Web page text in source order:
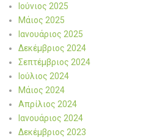
Ιούνιος 2025
Μάιος 2025
Ιανουάριος 2025
Δεκέμβριος 2024
Σεπτέμβριος 2024
Ιούλιος 2024
Μάιος 2024
Απρίλιος 2024
Ιανουάριος 2024
Δεκέμβριος 2023